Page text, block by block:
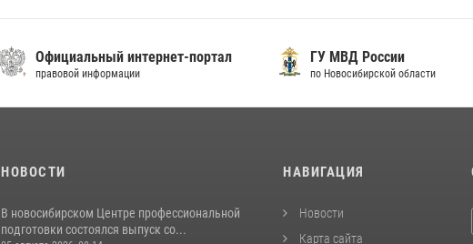
ГУ МВД России
по Новосибирской области
СУ СК России
по Новосибирской области
НОВОСТИ
В новосибирском Центре профессиональной
подготовки состоялся выпуск со...
НАВИГАЦИЯ
Новости
Карта сайта